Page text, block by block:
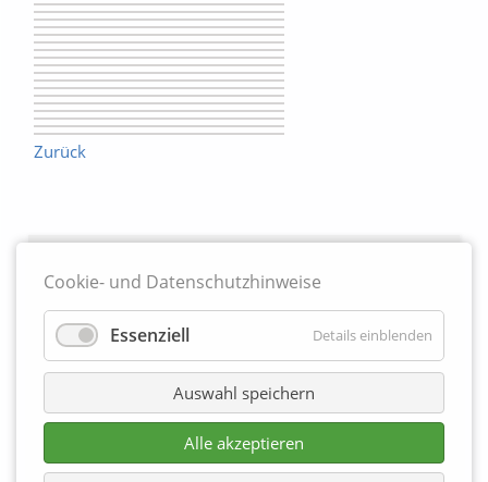
Zurück
Cookie- und Datenschutzhinweise
Essenziell Details einblenden
Auswahl speichern
Alle akzeptieren